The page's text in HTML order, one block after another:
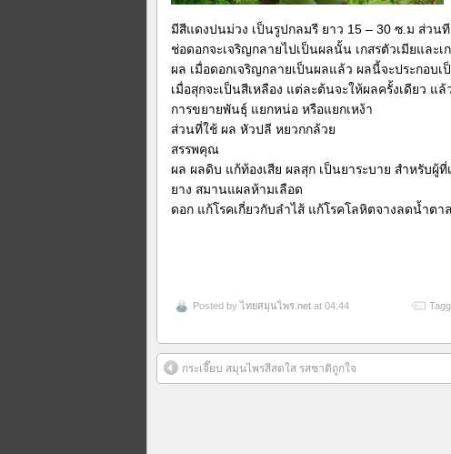
มีสีแดงปนม่วง เป็นรูปกลมรี ยาว 15 – 30 ซ.ม ส่วน
ช่อดอกจะเจริญกลายไปเป็นผลนั้น เกสรตัวเมียและเ
ผล เมื่อดอกเจริญกลายเป็นผลแล้ว ผลนี้จะประกอบ
เมื่อสุกจะเป็นสีเหลือง แต่ละต้นจะให้ผลครั้งเดียว แล้
การขยายพันธุ์ แยกหน่อ หรือแยกเหง้า
ส่วนที่ใช้ ผล หัวปลี หยวกกล้วย
สรรพคุณ
ผล ผลดิบ แก้ท้องเสีย ผลสุก เป็นยาระบาย สำหรับผู้ที่
ยาง สมานแผลห้ามเลือด
ดอก แก้โรคเกี่ยวกับลำไส้ แก้โรคโลหิตจางลดน้ำต
Posted by ไทยสมุนไพร.net at 04:44
กระเจี๊ยบ สมุนไพรสีสดใส รสชาติถูกใจ